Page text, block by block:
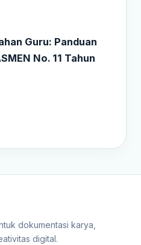
Guru: Panduan
No. 11 Tahun
dokumentasi karya,
digital.